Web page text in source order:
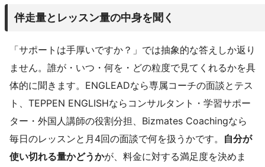
伴走量とレッスン量の中身を聞く
「サポートは手厚いですか？」では抽象的な答えしか返り
ません。誰が・いつ・何を・どの粒度で見てくれるかを具
体的に聞きます。ENGLEADなら専属コーチの面談とテス
ト、TEPPEN ENGLISHならコンサルタント・学習サポー
ター・外国人講師の役割分担、Bizmates Coachingなら
毎日のレッスンと月4回の面談で何を扱うかです。 自分が
使い切れる量かどうかが、料金に対する満足度を決めま